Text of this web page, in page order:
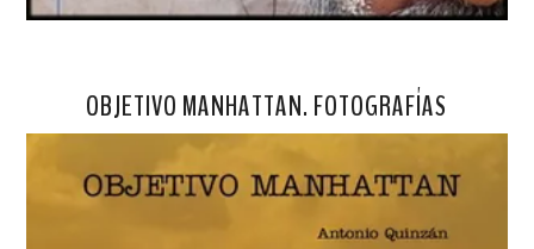
OBJETIVO MANHATTAN. FOTOGRAFÍAS